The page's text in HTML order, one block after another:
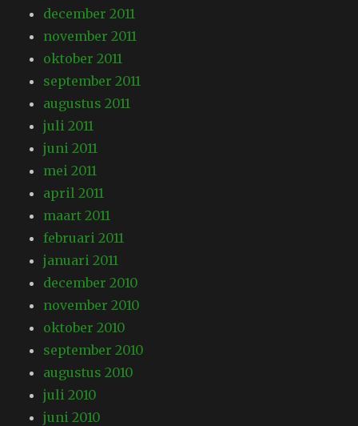
december 2011
november 2011
oktober 2011
september 2011
augustus 2011
juli 2011
juni 2011
mei 2011
april 2011
maart 2011
februari 2011
januari 2011
december 2010
november 2010
oktober 2010
september 2010
augustus 2010
juli 2010
juni 2010